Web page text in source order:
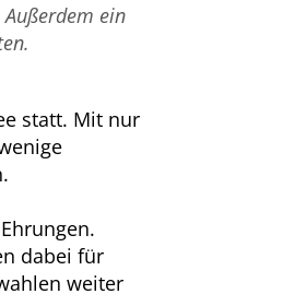
ein
statt. Mit nur
dabei für
weiter